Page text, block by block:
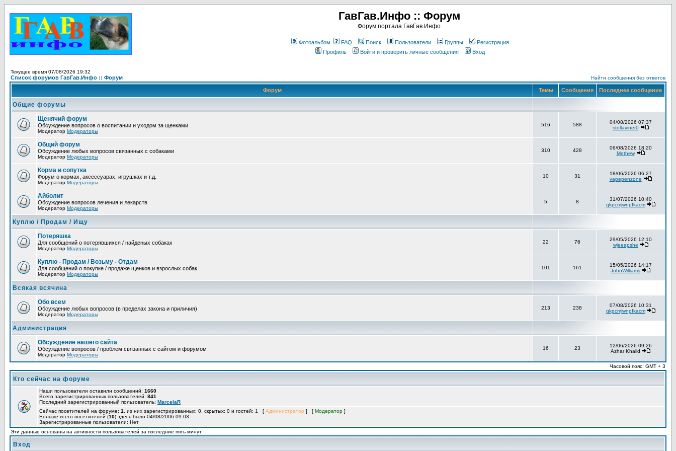
ГавГав.Инфо :: Форум
Форум портала ГавГав.Инфо
Фотоальбом FAQ Поиск Пользователи Группы
Регистрация
Профиль
Войти и проверить личные сообщения Вход
Текущее время 07/08/2026 19:32
Список форумов ГавГав.Инфо :: Форум Найти сообщения без ответов
Форум Темы Сообщения Последнее сообщение
Общие форумы
Щенячий форум
Обсуждение вопросов о воспитании и уходом за щенками
Модератор Модераторы
516 588
04/08/2026 07:37
stellaviner0
Общий форум
Обсуждение любых вопросов связанных с собаками
Модератор Модераторы
310 428
06/08/2026 18:20
Methew
Корма и сопутка
Форум о кормах, аксессуарах, игрушках и т.д.
Модератор Модераторы
10 31
18/06/2026 06:27
vapepenzone
Айболит
Обсуждение вопросов лечения и лекарств
Модератор Модераторы
5 8
31/07/2026 10:40
qkpcmjwnpfkacm
Куплю / Продам / Ищу
Потеряшка
Для сообщений о потерявшихся / найденых собаках
Модератор Модераторы
22 76
29/05/2026 12:10
wjeeapshe
Куплю - Продам / Возьму - Отдам
Для сообщений о покупке / продаже щенков и взрослых собак
Модератор Модераторы
101 161
15/05/2026 14:17
JohnWilliams
Всякая всячина
Обо всем
Обсуждение любых вопросов (в пределах закона и приличия)
Модератор Модераторы
213 238
07/08/2026 10:31
qkpcmjwnpfkacm
Администрация
Обсуждение нашего сайта
Обсуждение вопросов / проблем связанных с сайтом и форумом
Модератор Модераторы
16 23
12/06/2026 09:26
Azhar Khalid
Часовой пояс: GMT + 3
Кто сейчас на форуме
Наши пользователи оставили сообщений: 1660
Всего зарегистрированных пользователей: 841
Последний зарегистрированный пользователь: MarcelaR
Сейчас посетителей на форуме: 1 , из них зарегистрированных: 0, скрытых: 0 и гостей: 1 [ Администратор ] [ Модератор ]
Больше всего посетителей (10) здесь было 04/08/2006 09:03
Зарегистрированные пользователи: Нет
Эти данные основаны на активности пользователей за последние пять минут
Вход